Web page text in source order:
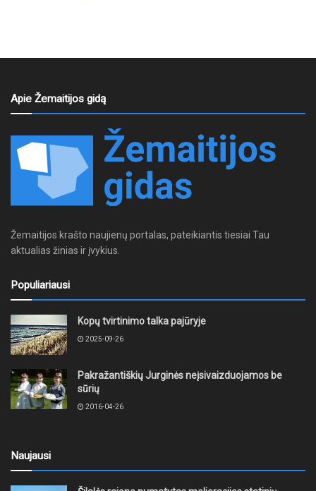
Apie Žemaitijos gidą
Žemaitijos krašto naujienų portalas, pateikiantis tiesiai Tau
aktualias žinias ir įvykius.
Populiariausi
Kopų tvirtinimo talka pajūryje
2025-09-26
Pakražantiškių Jurginės neįsivaizduojamos be
sūrių
2016-04-26
Naujausi